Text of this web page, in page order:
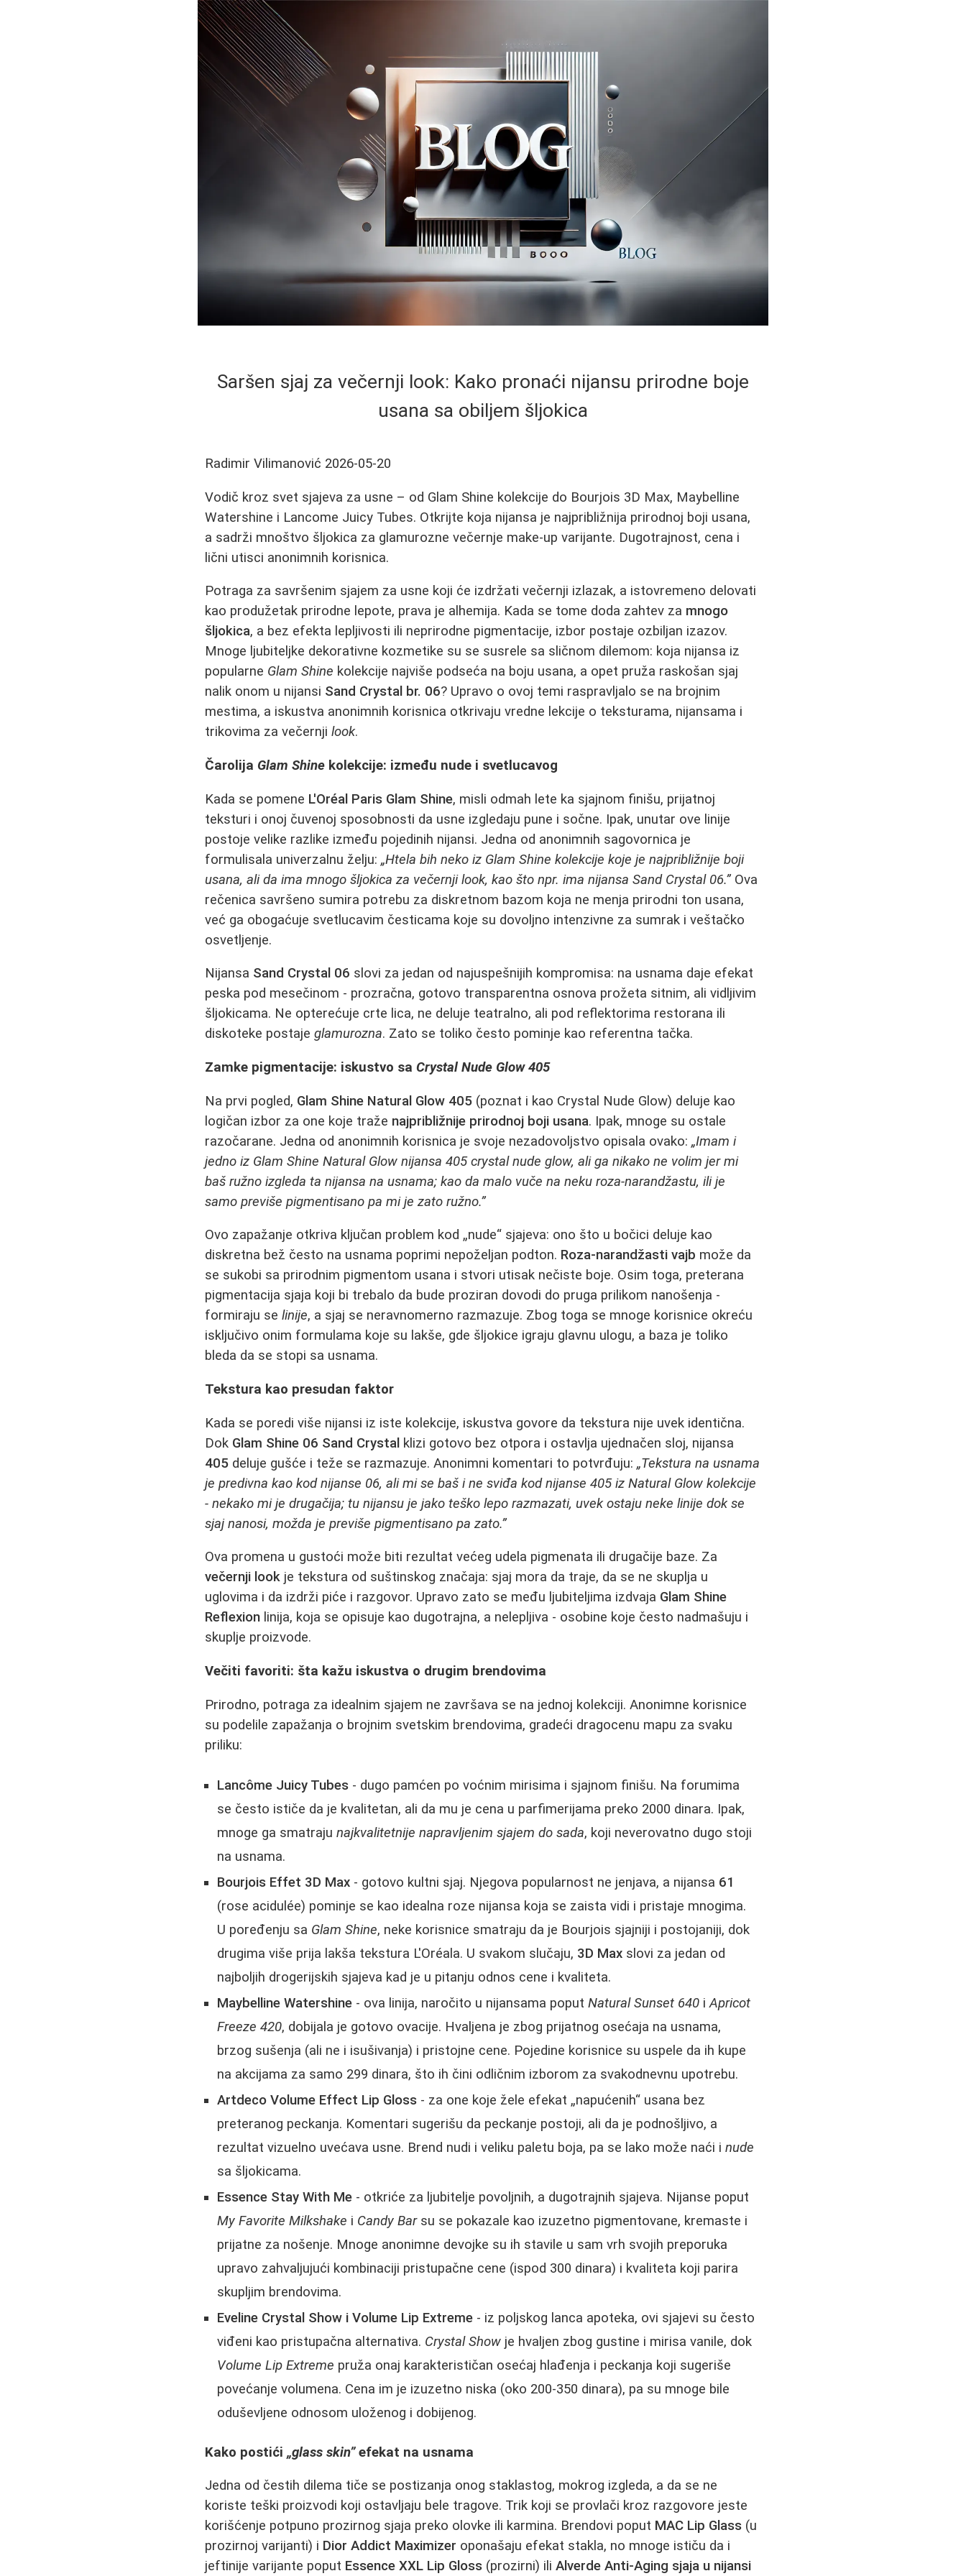
Saršen sjaj za večernji look: Kako pronaći nijansu prirodne boje
usana sa obiljem šljokica
Radimir Vilimanović 2026-05-20
Vodič kroz svet sjajeva za usne – od Glam Shine kolekcije do Bourjois 3D Max, Maybelline
Watershine i Lancome Juicy Tubes. Otkrijte koja nijansa je najpribližnija prirodnoj boji usana,
a sadrži mnoštvo šljokica za glamurozne večernje make-up varijante. Dugotrajnost, cena i
lični utisci anonimnih korisnica.
Potraga za savršenim sjajem za usne koji će izdržati večernji izlazak, a istovremeno delovati
kao produžetak prirodne lepote, prava je alhemija. Kada se tome doda zahtev za mnogo
šljokica, a bez efekta lepljivosti ili neprirodne pigmentacije, izbor postaje ozbiljan izazov.
Mnoge ljubiteljke dekorativne kozmetike su se susrele sa sličnom dilemom: koja nijansa iz
popularne Glam Shine kolekcije najviše podseća na boju usana, a opet pruža raskošan sjaj
nalik onom u nijansi Sand Crystal br. 06? Upravo o ovoj temi raspravljalo se na brojnim
mestima, a iskustva anonimnih korisnica otkrivaju vredne lekcije o teksturama, nijansama i
trikovima za večernjilook.
Čarolija Glam Shine kolekcije: između nude i svetlucavog
Kada se pomene L'Oréal Paris Glam Shine, misli odmah lete ka sjajnom finišu, prijatnoj
teksturi i onoj čuvenoj sposobnosti da usne izgledaju pune i sočne. Ipak, unutar ove linije
postoje velike razlike između pojedinih nijansi. Jedna od anonimnih sagovornica je
formulisala univerzalnu želju:„Htela bih neko iz Glam Shine kolekcije koje je najpribližnije boji
usana, ali da ima mnogo šljokica za večernji look, kao što npr. ima nijansa Sand Crystal 06.”Ova
rečenica savršeno sumira potrebu za diskretnom bazom koja ne menja prirodni ton usana,
već ga obogaćuje svetlucavim česticama koje su dovoljno intenzivne za sumrak i veštačko
osvetljenje.
Nijansa Sand Crystal 06 slovi za jedan od najuspešnijih kompromisa: na usnama daje efekat
peska pod mesečinom - prozračna, gotovo transparentna osnova prožeta sitnim, ali vidljivim
šljokicama. Ne opterećuje crte lica, ne deluje teatralno, ali pod reflektorima restorana ili
diskoteke postajeglamurozna. Zato se toliko često pominje kao referentna tačka.
Zamke pigmentacije: iskustvo saCrystal Nude Glow 405
Na prvi pogled, Glam Shine Natural Glow 405 (poznat i kao Crystal Nude Glow) deluje kao
logičan izbor za one koje traže najpribližnije prirodnoj boji usana. Ipak, mnoge su ostale
razočarane. Jedna od anonimnih korisnica je svoje nezadovoljstvo opisala ovako:„Imam i
jedno iz Glam Shine Natural Glow nijansa 405 crystal nude glow, ali ga nikako ne volim jer mi
baš ružno izgleda ta nijansa na usnama; kao da malo vuče na neku roza-narandžastu, ili je
samo previše pigmentisano pa mi je zato ružno.”
Ovo zapažanje otkriva ključan problem kod „nude“ sjajeva: ono što u bočici deluje kao
diskretna bež često na usnama poprimi nepoželjan podton. Roza-narandžasti vajb može da
se sukobi sa prirodnim pigmentom usana i stvori utisak nečiste boje. Osim toga, preterana
pigmentacija sjaja koji bi trebalo da bude proziran dovodi do pruga prilikom nanošenja -
formiraju selinije, a sjaj se neravnomerno razmazuje. Zbog toga se mnoge korisnice okreću
isključivo onim formulama koje su lakše, gde šljokice igraju glavnu ulogu, a baza je toliko
bleda da se stopi sa usnama.
Tekstura kao presudan faktor
Kada se poredi više nijansi iz iste kolekcije, iskustva govore da tekstura nije uvek identična.
Dok Glam Shine 06 Sand Crystal klizi gotovo bez otpora i ostavlja ujednačen sloj, nijansa
405 deluje gušće i teže se razmazuje. Anonimni komentari to potvrđuju:„Tekstura na usnama
je predivna kao kod nijanse 06, ali mi se baš i ne sviđa kod nijanse 405 iz Natural Glow kolekcije
- nekako mi je drugačija; tu nijansu je jako teško lepo razmazati, uvek ostaju neke linije dok se
sjaj nanosi, možda je previše pigmentisano pa zato.”
Ova promena u gustoći može biti rezultat većeg udela pigmenata ili drugačije baze. Za
večernji look je tekstura od suštinskog značaja: sjaj mora da traje, da se ne skuplja u
uglovima i da izdrži piće i razgovor. Upravo zato se među ljubiteljima izdvaja Glam Shine
Reflexion linija, koja se opisuje kao dugotrajna, a nelepljiva - osobine koje često nadmašuju i
skuplje proizvode.
Večiti favoriti: šta kažu iskustva o drugim brendovima
Prirodno, potraga za idealnim sjajem ne završava se na jednoj kolekciji. Anonimne korisnice
su podelile zapažanja o brojnim svetskim brendovima, gradeći dragocenu mapu za svaku
priliku:
Lancôme Juicy Tubes - dugo pamćen po voćnim mirisima i sjajnom finišu. Na forumima
se često ističe da je kvalitetan, ali da mu je cena u parfimerijama preko 2000 dinara. Ipak,
mnoge ga smatrajunajkvalitetnije napravljenim sjajem do sada, koji neverovatno dugo stoji
na usnama.
Bourjois Effet 3D Max - gotovo kultni sjaj. Njegova popularnost ne jenjava, a nijansa 61
(rose acidulée) pominje se kao idealna roze nijansa koja se zaista vidi i pristaje mnogima.
U poređenju sa Glam Shine, neke korisnice smatraju da je Bourjois sjajniji i postojaniji, dok
drugima više prija lakša tekstura L'Oréala. U svakom slučaju, 3D Max slovi za jedan od
najboljih drogerijskih sjajeva kad je u pitanju odnos cene i kvaliteta.
Maybelline Watershine - ova linija, naročito u nijansama poputNatural Sunset 640 iApricot
Freeze 420, dobijala je gotovo ovacije. Hvaljena je zbog prijatnog osećaja na usnama,
brzog sušenja (ali ne i isušivanja) i pristojne cene. Pojedine korisnice su uspele da ih kupe
na akcijama za samo 299 dinara, što ih čini odličnim izborom za svakodnevnu upotrebu.
Artdeco Volume Effect Lip Gloss - za one koje žele efekat „napućenih“ usana bez
preteranog peckanja. Komentari sugerišu da peckanje postoji, ali da je podnošljivo, a
rezultat vizuelno uvećava usne. Brend nudi i veliku paletu boja, pa se lako može naći inude
sa šljokicama.
Essence Stay With Me - otkriće za ljubitelje povoljnih, a dugotrajnih sjajeva. Nijanse poput
My Favorite Milkshake i Candy Barsu se pokazale kao izuzetno pigmentovane, kremaste i
prijatne za nošenje. Mnoge anonimne devojke su ih stavile u sam vrh svojih preporuka
upravo zahvaljujući kombinaciji pristupačne cene (ispod 300 dinara) i kvaliteta koji parira
skupljim brendovima.
Eveline Crystal Show i Volume Lip Extreme - iz poljskog lanca apoteka, ovi sjajevi su često
viđeni kao pristupačna alternativa. Crystal Show je hvaljen zbog gustine i mirisa vanile, dok
Volume Lip Extreme pruža onaj karakterističan osećaj hlađenja i peckanja koji sugeriše
povećanje volumena. Cena im je izuzetno niska (oko 200-350 dinara), pa su mnoge bile
oduševljene odnosom uloženog i dobijenog.
Kako postići„glass skin”efekat na usnama
Jedna od čestih dilema tiče se postizanja onog staklastog, mokrog izgleda, a da se ne
koriste teški proizvodi koji ostavljaju bele tragove. Trik koji se provlači kroz razgovore jeste
korišćenje potpuno prozirnog sjaja preko olovke ili karmina. Brendovi poput MAC Lip Glass (u
prozirnoj varijanti) i Dior Addict Maximizer oponašaju efekat stakla, no mnoge ističu da i
jeftinije varijante poput Essence XXL Lip Gloss (prozirni) iliAlverde Anti-Aging sjaja u nijansi